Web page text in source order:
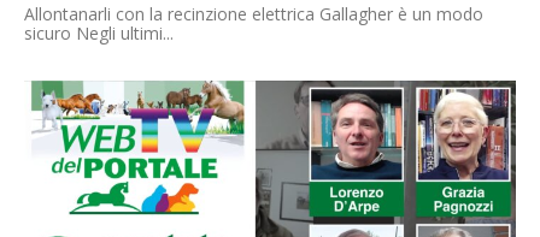
Allontanarli con la recinzione elettrica Gallagher è un modo
sicuro Negli ultimi...